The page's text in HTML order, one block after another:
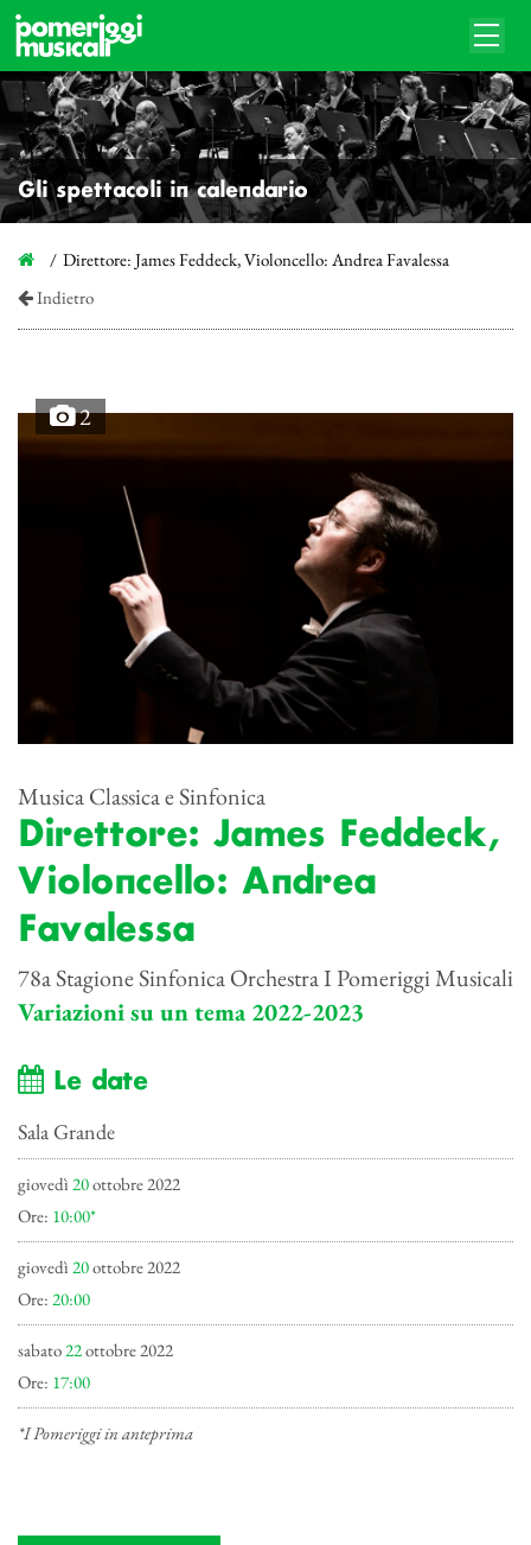
Gli spettacoli in calendario
Direttore: James Feddeck, Violoncello: Andrea Favalessa
Indietro
2
Musica Classica e Sinfonica
Direttore: James Feddeck,
Violoncello: Andrea
Favalessa
78a Stagione Sinfonica Orchestra I Pomeriggi Musicali
Variazioni su un tema 2022-2023
Le date
Sala Grande
giovedì 20ottobre 2022
Ore: 10:00*
giovedì 20ottobre 2022
Ore: 20:00
sabato22ottobre 2022
Ore: 17:00
*I Pomeriggi in anteprima